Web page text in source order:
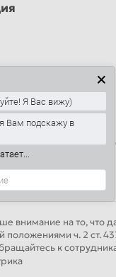
сэндвич панелей от
внимание на то, что
положениями ч. 2 ст.
к
Я Вас вижу)
Вам подскажу в